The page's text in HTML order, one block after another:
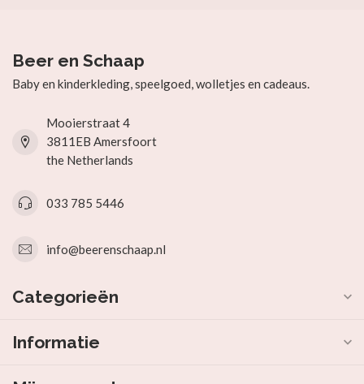
Beer en Schaap
Baby en kinderkleding, speelgoed, wolletjes en cadeaus.
Mooierstraat 4
3811EB Amersfoort
the Netherlands
033 785 5446
info@beerenschaap.nl
Categorieën
Informatie